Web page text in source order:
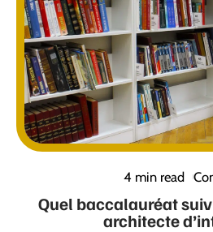
4 min read
Quel baccalauréat
architecte